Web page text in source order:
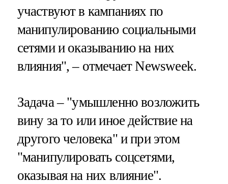
участвуют в кампаниях по
манипулированию социальными
сетями и оказыванию на них
влияния", – отмечает Newsweek.
Задача – "умышленно возложить
вину за то или иное действие на
другого человека" и при этом
"манипулировать соцсетями,
оказывая на них влияние".